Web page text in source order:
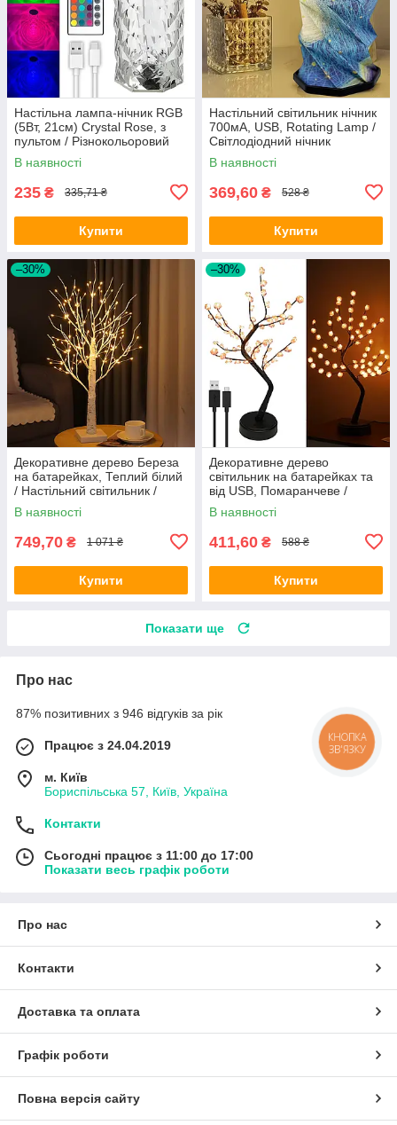
Настільна лампа-нічник RGB
(5Вт, 21см) Crystal Rose, з
пультом / Різнокольоровий
акумуляторний світильник
В наявності
235 ₴ 335,71 ₴
Купити
Настільний світильник нічник
700мА, USB, Rotating Lamp /
Світлодіодний нічник
складаний / Сенсорна лампа
нічник
В наявності
369,60 ₴ 528 ₴
Купити
–30%
Декоративне дерево Береза
на батарейках, Теплий білий
/ Настільний світильник /
Світлодіодна лампа-нічник
В наявності
749,70 ₴ 1 071 ₴
Купити
–30%
Декоративне дерево
світильник на батарейках та
від USB, Помаранчеве /
Настільний світильник нічник
В наявності
411,60 ₴ 588 ₴
Купити
Показати ще
Про нас
87% позитивних з 946 відгуків за рік
Працює з 24.04.2019
м. Київ
Бориспільська 57, Київ, Україна
Контакти
Сьогодні працює з 11:00 до 17:00
Показати весь графік роботи
Про нас
Контакти
Доставка та оплата
Графік роботи
Повна версія сайту
КНОПКА
ЗВ'ЯЗКУ